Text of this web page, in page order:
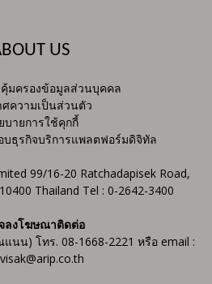
US
มครองข้อมูลส่วนบุคคล
ศความเป็นส่วนตัว
บายการใช้คุกกี้
บธุรกิจบริการแพลตฟอร์มดิจิทัล
99/16-20 Ratchadapisek Road,
Thailand Tel : 0-2642-3400
ลงโฆษณาติดต่อ
น) โทร. 08-1668-2221 หรือ email :